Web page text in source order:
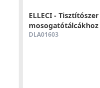
ELLECI -
mosogatótálcákhoz
DLA01603